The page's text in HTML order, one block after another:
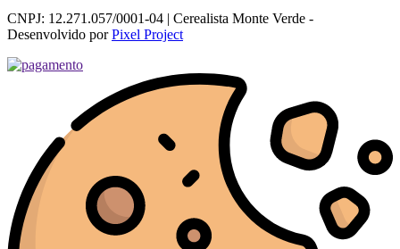
CNPJ: 12.271.057/0001-04 | Cerealista Monte Verde -
Desenvolvido porPixel Project